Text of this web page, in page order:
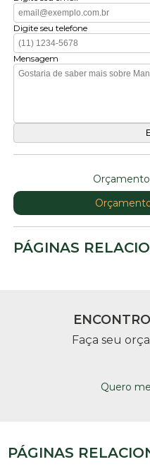
Digite seu telefone
Mensagem
PÁGINAS
Faça seu
Quero
PÁGINAS